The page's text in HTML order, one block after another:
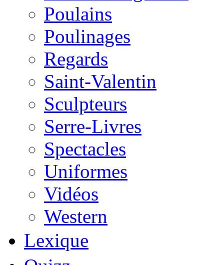
Poulains
Poulinages
Regards
Saint-Valentin
Sculpteurs
Serre-Livres
Spectacles
Uniformes
Vidéos
Western
Lexique